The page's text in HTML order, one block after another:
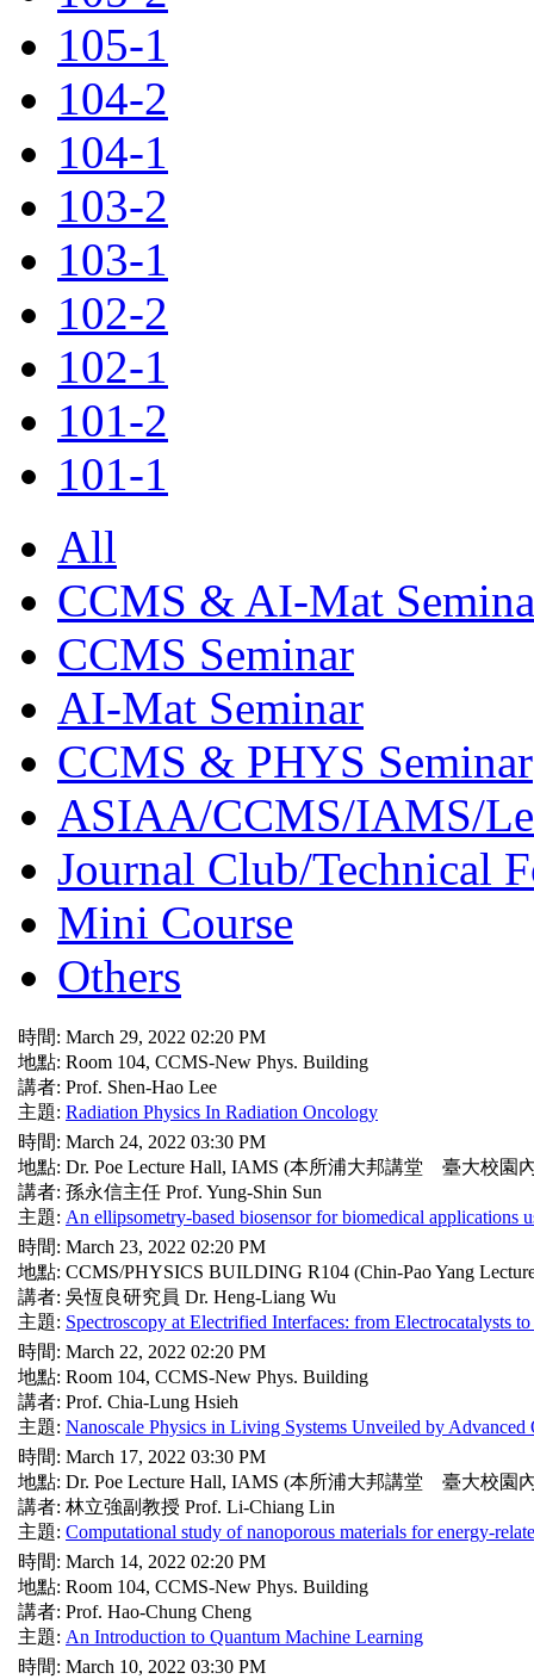
105-1
104-2
104-1
103-2
103-1
102-2
102-1
101-2
101-1
All
CCMS & AI-Mat
CCMS Seminar
AI-Mat Seminar
CCMS & PHYS Seminar
ASIAA/CCMS/IAMS/
Journal Club/Technical
Mini Course
Others
時間: March 29, 2022 02:20 PM
地點: Room 104, CCMS-New Phys. Building
講者: Prof. Shen-Hao Lee
主題: Radiation Physics In Radiation Oncology
時間: March 24, 2022 03:30 PM
地點: Dr. Poe Lecture Hall, IAMS (本所浦大邦講堂 臺大校園
講者: 孫永信主任 Prof. Yung-Shin Sun
主題: An ellipsometry-based biosensor for biomedical applications
時間: March 23, 2022 02:20 PM
地點: CCMS/PHYSICS BUILDING R104 (Chin-Pao Yang
講者: 吳恆良研究員 Dr. Heng-Liang Wu
主題: Spectroscopy at Electrified Interfaces: from Electrocatalysts
時間: March 22, 2022 02:20 PM
地點: Room 104, CCMS-New Phys. Building
講者: Prof. Chia-Lung Hsieh
主題: Nanoscale Physics in Living Systems Unveiled by
時間: March 17, 2022 03:30 PM
地點: Dr. Poe Lecture Hall, IAMS (本所浦大邦講堂 臺大校園
講者: 林立強副教授 Prof. Li-Chiang Lin
主題: Computational study of nanoporous materials for energy-
時間: March 14, 2022 02:20 PM
地點: Room 104, CCMS-New Phys. Building
講者: Prof. Hao-Chung Cheng
主題: An Introduction to Quantum Machine Learning
時間: March 10, 2022 03:30 PM